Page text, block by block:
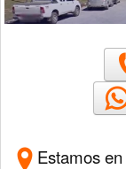
Estamos en